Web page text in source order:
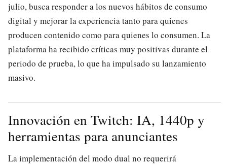
julio, busca responder a los nuevos hábitos de consumo
digital y mejorar la experiencia tanto para quienes
producen contenido como para quienes lo consumen. La
plataforma ha recibido críticas muy positivas durante el
periodo de prueba, lo que ha impulsado su lanzamiento
masivo.
Innovación en Twitch: IA, 1440p y
herramientas para anunciantes
La implementación del modo dual no requerirá